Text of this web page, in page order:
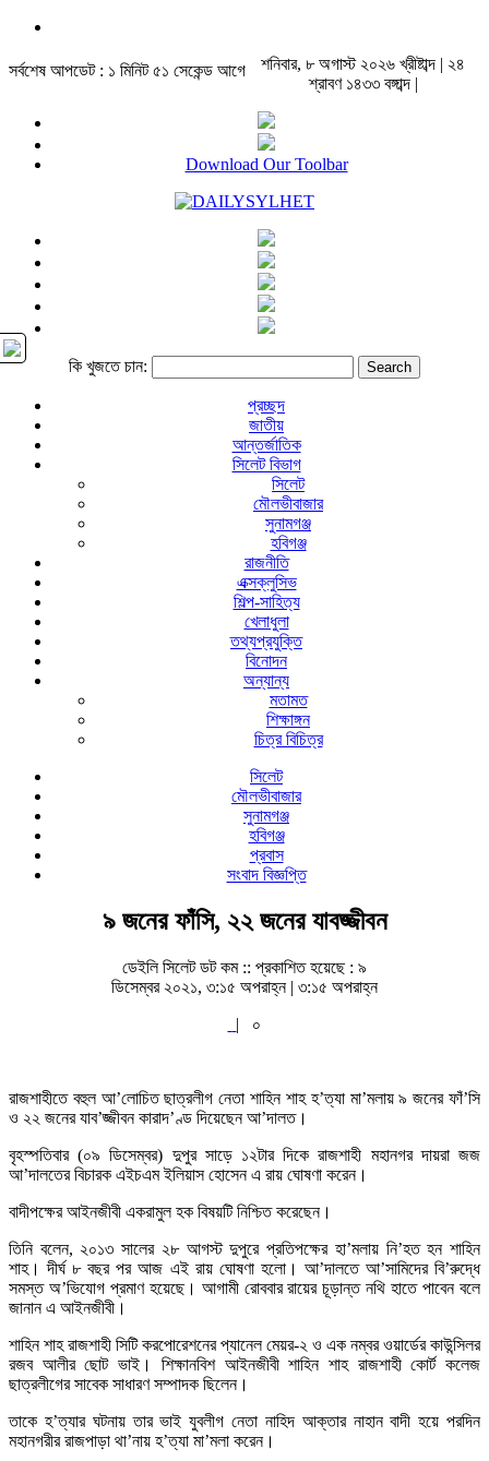
সর্বশেষ আপডেট : ১ মিনিট ৫১ সেকেন্ড আগে
শনিবার, ৮ অগাস্ট ২০২৬ খ্রীষ্টাব্দ | ২৪
শ্রাবণ ১৪৩৩ বঙ্গাব্দ |
Download Our Toolbar
কি খুজতে চান:
প্রচ্ছদ
জাতীয়
আন্তর্জাতিক
সিলেট বিভাগ
সিলেট
মৌলভীবাজার
সুনামগঞ্জ
হবিগঞ্জ
রাজনীতি
এক্সক্লুসিভ
শিল্প-সাহিত্য
খেলাধুলা
তথ্যপ্রযুক্তি
বিনোদন
অন্যান্য
মতামত
শিক্ষাঙ্গন
চিত্র বিচিত্র
সিলেট
মৌলভীবাজার
সুনামগঞ্জ
হবিগঞ্জ
প্রবাস
সংবাদ বিজ্ঞপ্তি
৯ জনের ফাঁসি, ২২ জনের যাবজ্জীবন
ডেইলি সিলেট ডট কম :: প্রকাশিত হয়েছে : ৯
ডিসেম্বর ২০২১, ৩:১৫ অপরাহ্ন | ৩:১৫ অপরাহ্ন
|
০
রাজশাহীতে বহুল আ’লোচিত ছাত্রলীগ নেতা শাহিন শাহ হ’ত্যা মা’মলায় ৯ জনের ফাঁ’সি
ও ২২ জনের যাব’জ্জীবন কারাদ’ণ্ড দিয়েছেন আ’দালত।
বৃহস্পতিবার (০৯ ডিসেম্বর) দুপুর সাড়ে ১২টার দিকে রাজশাহী মহানগর দায়রা জজ
আ’দালতের বিচারক এইচএম ইলিয়াস হোসেন এ রায় ঘোষণা করেন।
বাদীপক্ষের আইনজীবী একরামুল হক বিষয়টি নিশ্চিত করেছেন।
তিনি বলেন, ২০১৩ সালের ২৮ আগস্ট দুপুরে প্রতিপক্ষের হা’মলায় নি’হত হন শাহিন
শাহ। দীর্ঘ ৮ বছর পর আজ এই রায় ঘোষণা হলো। আ’দালতে আ’সামিদের বি’রুদ্ধে
সমস্ত অ’ভিযোগ প্রমাণ হয়েছে। আগামী রোববার রায়ের চূড়ান্ত নথি হাতে পাবেন বলে
জানান এ আইনজীবী।
শাহিন শাহ রাজশাহী সিটি করপোরেশনের প্যানেল মেয়র-২ ও এক নম্বর ওয়ার্ডের কাউন্সিলর
রজব আলীর ছোট ভাই। শিক্ষানবিশ আইনজীবী শাহিন শাহ রাজশাহী কোর্ট কলেজ
ছাত্রলীগের সাবেক সাধারণ সম্পাদক ছিলেন।
তাকে হ’ত্যার ঘটনায় তার ভাই যুবলীগ নেতা নাহিদ আক্তার নাহান বাদী হয়ে পরদিন
মহানগরীর রাজপাড়া থা’নায় হ’ত্যা মা’মলা করেন।